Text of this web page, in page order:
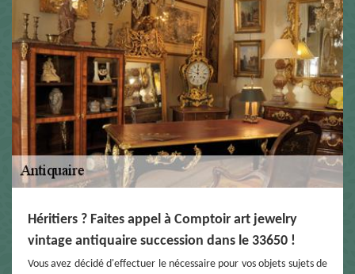
Héritiers ? Faites appel à Comptoir art jewelry
vintage antiquaire succession dans le 33650 !
Vous avez décidé d'effectuer le nécessaire pour vos objets sujets de